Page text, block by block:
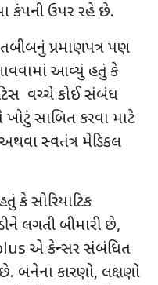
કંપની ઉપર રહે છે.
પ્રમાણપત્ર પણ
આવ્યું હતું કે
વચ્ચે કોઈ સંબંધ
સાબિત કરવા માટે
સ્વતંત્ર મેડિકલ
કે સોરિયાટિક
લગતી બીમારી છે,
એ કેન્સર સંબંધિત
બંનેના કારણો, લક્ષણો